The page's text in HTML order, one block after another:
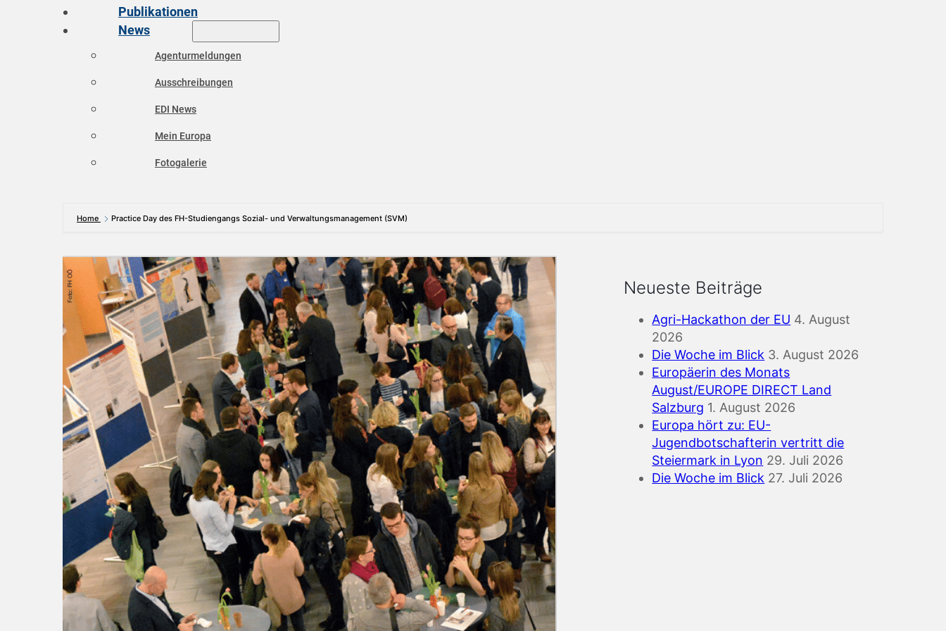
Publikationen
News
Agenturmeldungen
Ausschreibungen
EDI News
Mein Europa
Fotogalerie
Home Practice Day des FH-Studiengangs Sozial- und Verwaltungsmanagement (SVM)
Neueste Beiträge
Agri-Hackathon der EU 4. August
2026
Die Woche im Blick 3. August 2026
Europäerin des Monats
August/EUROPE DIRECT Land
Salzburg 1. August 2026
Europa hört zu: EU-
Jugendbotschafterin vertritt die
Steiermark in Lyon 29. Juli 2026
Die Woche im Blick 27. Juli 2026